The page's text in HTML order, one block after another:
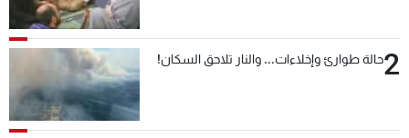
2حالة طوارئ وإخلاءات... والنار تلاحق السكان!